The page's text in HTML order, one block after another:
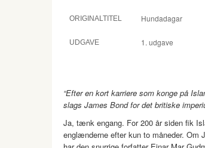
ORIGINALTITEL Hundadagar
UDGAVE 1. udgave
“Efter en kort karriere som konge på
slags James Bond for det britiske
Ja, tænk engang. For 200 år siden fik
englænderne efter kun to måneder. Om